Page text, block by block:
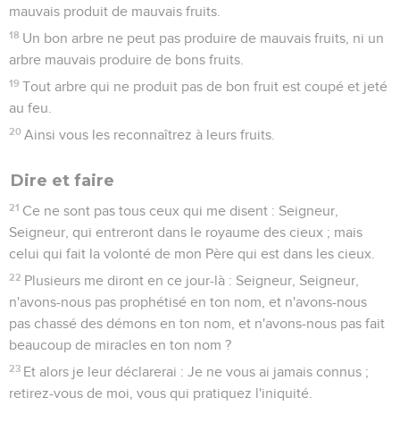
mauvais produit de mauvais fruits.
18 Un bon arbre ne peut pas produire de mauvais fruits, ni un
arbre mauvais produire de bons fruits.
19 Tout arbre qui ne produit pas de bon fruit est coupé et jeté
au feu.
20 Ainsi vous les reconnaîtrez à leurs fruits.
Dire et faire
21 Ce ne sont pas tous ceux qui me disent : Seigneur,
Seigneur, qui entreront dans le royaume des cieux ; mais
celui qui fait la volonté de mon Père qui est dans les cieux.
22 Plusieurs me diront en ce jour-là : Seigneur, Seigneur,
n'avons-nous pas prophétisé en ton nom, et n'avons-nous
pas chassé des démons en ton nom, et n'avons-nous pas fait
beaucoup de miracles en ton nom ?
23 Et alors je leur déclarerai : Je ne vous ai jamais connus ;
retirez-vous de moi, vous qui pratiquez l'iniquité.